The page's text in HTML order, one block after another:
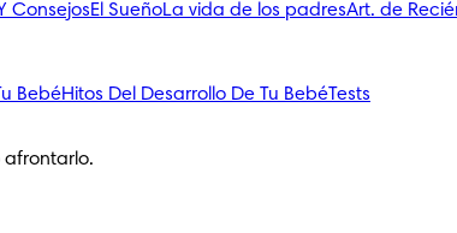
ConsejosEl SueñoLa vida de los padresArt. de
BebéHitos Del Desarrollo De Tu BebéTests
afrontarlo.